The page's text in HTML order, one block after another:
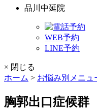
品川中延院
WEB予約
LINE予約
× 閉じる
ホーム > お悩み別メニュ
胸郭出口症候群